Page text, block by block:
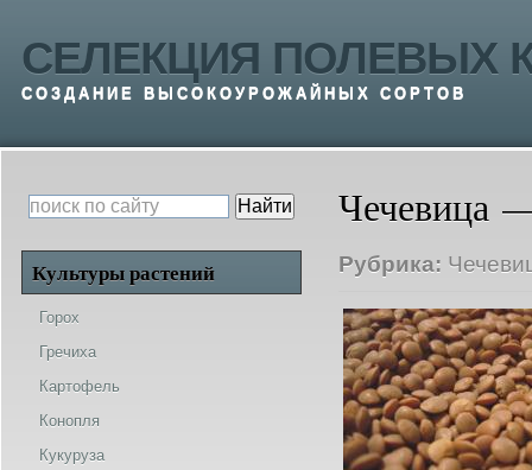
СЕЛЕКЦИЯ ПОЛЕВЫХ
СОЗДАНИЕ ВЫСОКОУРОЖАЙНЫХ СОРТОВ
Чечевица
Рубрика:
Культуры растений
Горох
Гречиха
Картофель
Конопля
Кукуруза